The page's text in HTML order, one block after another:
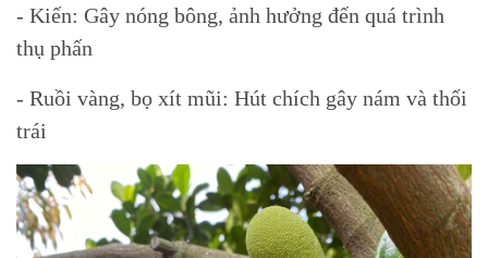
- Kiến: Gây nóng bông, ảnh hưởng đến quá trình
thụ phấn
- Ruồi vàng, bọ xít mũi: Hút chích gây nám và thối
trái